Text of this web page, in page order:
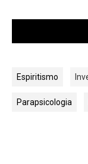
Espiritismo
Parapsicologia